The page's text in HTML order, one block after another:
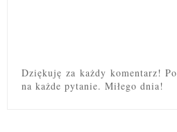
Dziękuję za każdy komentarz!
na każde pytanie. Miłego dnia!